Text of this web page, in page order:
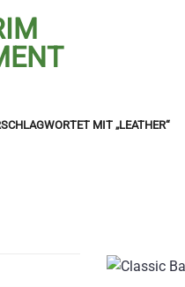
MIT „LEATHER“